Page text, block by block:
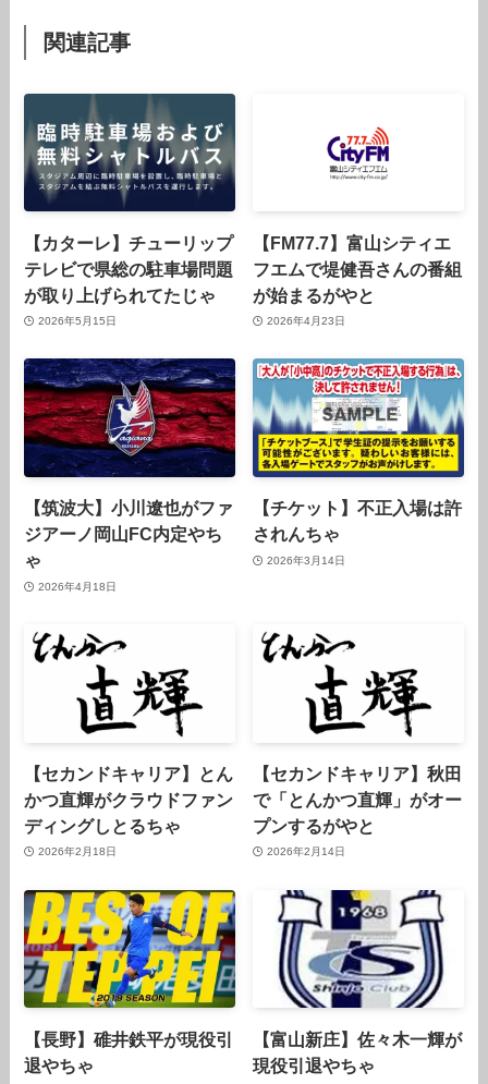
関連記事
【カターレ】チューリップ
テレビで県総の駐車場問題
が取り上げられてたじゃ
2026年5月15日
【FM77.7】富山シティエ
フエムで堤健吾さんの番組
が始まるがやと
2026年4月23日
【筑波大】小川遼也がファ
ジアーノ岡山FC内定やち
ゃ
2026年4月18日
【チケット】不正入場は許
されんちゃ
2026年3月14日
【セカンドキャリア】とん
かつ直輝がクラウドファン
ディングしとるちゃ
2026年2月18日
【セカンドキャリア】秋田
で「とんかつ直輝」がオー
プンするがやと
2026年2月14日
【長野】碓井鉄平が現役引
退やちゃ
【富山新庄】佐々木一輝が
現役引退やちゃ